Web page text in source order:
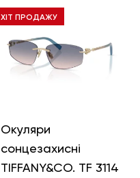
ХІТ ПРОДАЖУ
Окуляри
сонцезахисні
TIFFANY&CO. TF 3114